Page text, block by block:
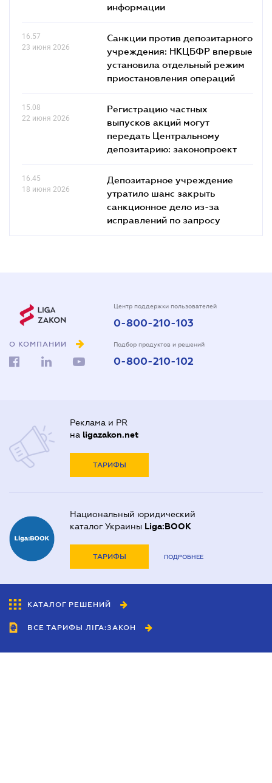
информации
16.57
23 июня 2026
Санкции против депозитарного
учреждения: НКЦБФР впервые
установила отдельный режим
приостановления операций
15.08
22 июня 2026
Регистрацию частных
выпусков акций могут
передать Центральному
депозитарию: законопроект
16.45
18 июня 2026
Депозитарное учреждение
утратило шанс закрыть
санкционное дело из-за
исправлений по запросу
О КОМПАНИИ
Центр поддержки пользователей
0-800-210-103
Подбор продуктов и решений
0-800-210-102
Реклама и PR
на ligazakon.net
ТАРИФЫ
Национальный юридический
каталог Украины Liga:BOOK
ТАРИФЫ ПОДРОБНЕЕ
КАТАЛОГ РЕШЕНИЙ
ВСЕ ТАРИФЫ ЛІГА:ЗАКОН